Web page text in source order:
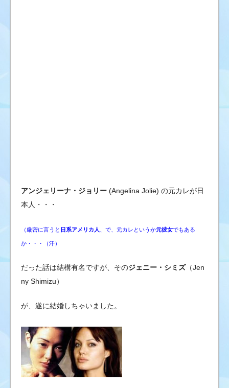
能
情
アンジェリーナ・ジョリー (Angelina Jolie) の元カレが日
本人・・・
（厳密に言うと 日系アメリカ人 、で、元カレというか元彼女でもある
か・・・（汗）
だった話は結構有名ですが、そのジェニー・シミズ（Jen
ny Shimizu）
が、遂に結婚しちゃいました。